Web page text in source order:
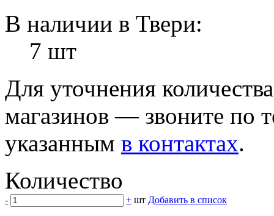
В наличии в Твери:
7 шт
Для уточнения
магазинов — звоните по
указанным в контактах.
Количество
- + шт Добавить в список